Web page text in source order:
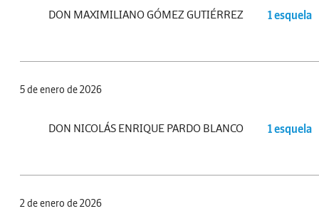
DON MAXIMILIANO GÓMEZ GUTIÉRREZ 1 esquela
5 de enero de 2026
DON NICOLÁS ENRIQUE PARDO BLANCO 1 esquela
2 de enero de 2026